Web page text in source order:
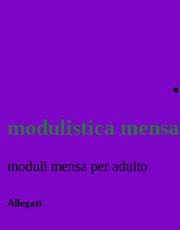
modulistica mensa
moduli mensa per adulto
Allegati